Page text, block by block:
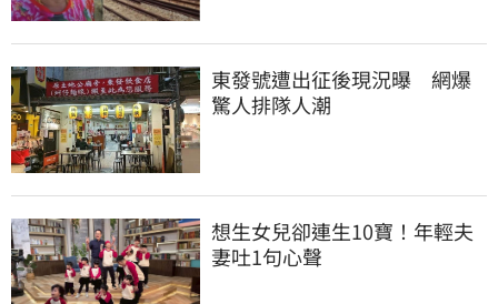
東發號遭出征後現況曝　網爆
驚人排隊人潮
想生女兒卻連生10寶！年輕夫
妻吐1句心聲